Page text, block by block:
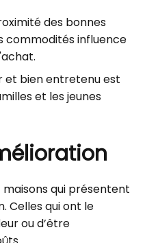
des bonnes
commodités influence
et bien entretenu est
et les jeunes
qui présentent
Celles qui ont le
ou d’être